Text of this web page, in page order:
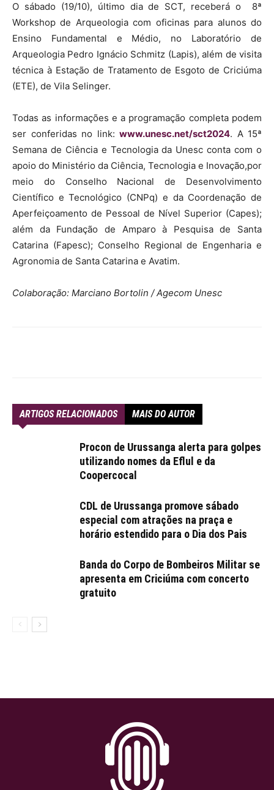
O sábado (19/10), último dia de SCT, receberá o 8ª
Workshop de Arqueologia com oficinas para alunos do
Ensino Fundamental e Médio, no Laboratório de
Arqueologia Pedro Ignácio Schmitz (Lapis), além de visita
técnica à Estação de Tratamento de Esgoto de Criciúma
(ETE), de Vila Selinger.
Todas as informações e a programação completa podem
ser conferidas no link: www.unesc.net/sct2024. A 15ª
Semana de Ciência e Tecnologia da Unesc conta com o
apoio do Ministério da Ciência, Tecnologia e Inovação,por
meio do Conselho Nacional de Desenvolvimento
Científico e Tecnológico (CNPq) e da Coordenação de
Aperfeiçoamento de Pessoal de Nível Superior (Capes);
além da Fundação de Amparo à Pesquisa de Santa
Catarina (Fapesc); Conselho Regional de Engenharia e
Agronomia de Santa Catarina e Avatim.
Colaboração: Marciano Bortolin / Agecom Unesc
ARTIGOS RELACIONADOS MAIS DO AUTOR
Procon de Urussanga alerta para golpes
utilizando nomes da Eflul e da
Coopercocal
CDL de Urussanga promove sábado
especial com atrações na praça e
horário estendido para o Dia dos Pais
Banda do Corpo de Bombeiros Militar se
apresenta em Criciúma com concerto
gratuito